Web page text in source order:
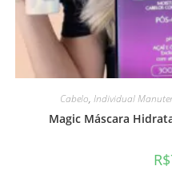
Cabelo, Individual
Magic Máscara
R$